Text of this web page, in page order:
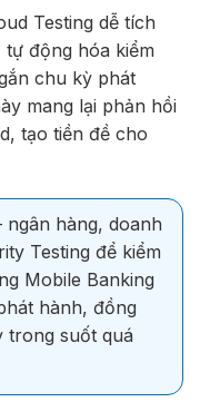
Testing dễ tích
động hóa kiểm
chu kỳ phát
mang lại phản hồi
tạo tiền đề cho
hàng, doanh
Testing để kiểm
Mobile Banking
hành, đồng
trong suốt quá